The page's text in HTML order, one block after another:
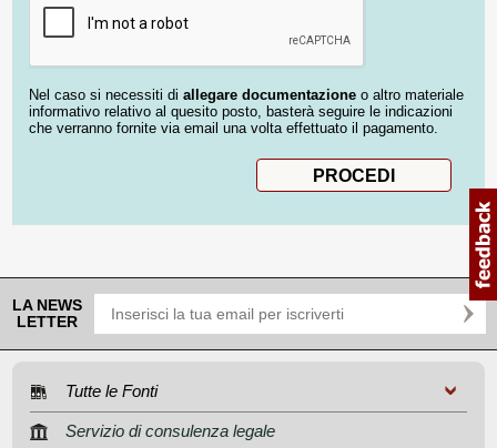
Nel caso si necessiti di allegare documentazione o altro materiale
informativo relativo al quesito posto, basterà seguire le indicazioni
che verranno fornite via email una volta effettuato il pagamento.
LA NEWS
LETTER
Tutte le Fonti
Servizio di consulenza legale